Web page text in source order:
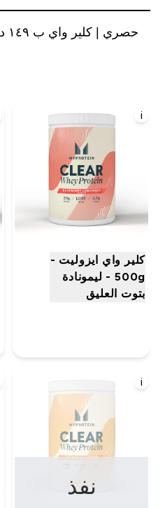
i
كلير واي ايزوليت -
500g - ليمونادة
بتوت العليق
i
نفذ